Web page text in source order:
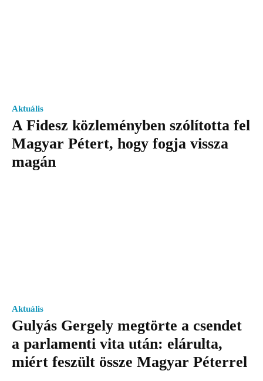
Aktuális
A Fidesz közleményben szólította fel
Magyar Pétert, hogy fogja vissza
magán
Aktuális
Gulyás Gergely megtörte a csendet
a parlamenti vita után: elárulta,
miért feszült össze Magyar Péterrel